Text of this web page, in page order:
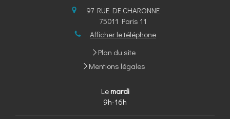
97 RUE DE CHARONNE
75011 Paris 11
Afficher le téléphone
Plan du site
Mentions légales
Le mardi
9h-16h